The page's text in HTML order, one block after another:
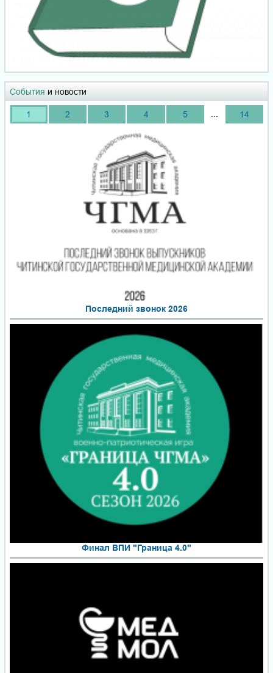
События и новости
1 2 3 4 5 14
Последний звонок 2026
Финал ВПИ "Граница 4.0"